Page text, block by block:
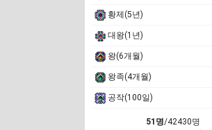
황제(5년)
대왕(1년)
왕(6개월)
왕족(4개월)
공작(100일)
51명/42430명